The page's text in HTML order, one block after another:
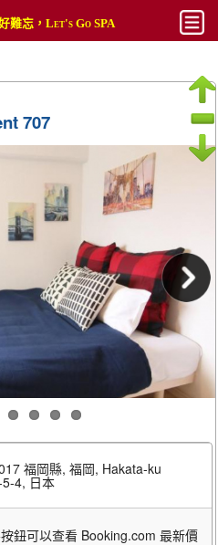
難忘，Let's Go SPA
707
福岡縣, 福岡, Hakata-ku
4, 日本
鈕可以查看 Booking.com 最新價